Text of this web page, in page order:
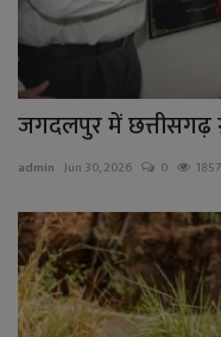
जगदलपुर में छत्तीसगढ़
admin Jun 30, 2026 0 1857